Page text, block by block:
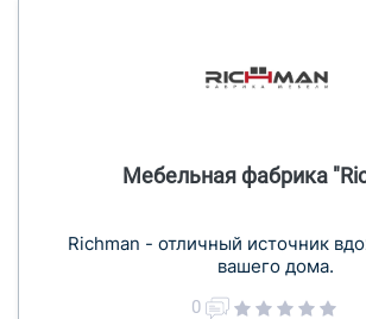
Мебельная фабрика
Richman - отличный источник
вашего дома.
0